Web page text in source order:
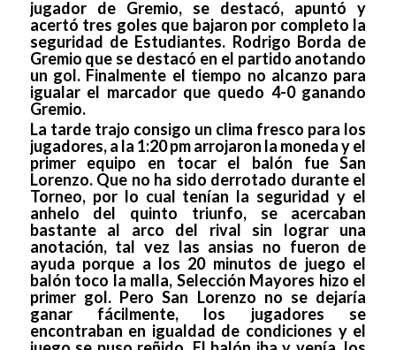
jugador de Gremio, se destacó, apuntó y
acertó tres goles que bajaron por completo la
seguridad de Estudiantes. Rodrigo Borda de
Gremio que se destacó en el partido anotando
un gol. Finalmente el tiempo no alcanzo para
igualar el marcador que quedo 4-0 ganando
Gremio.
La tarde trajo consigo un clima fresco para los
jugadores, a la 1:20 pm arrojaron la moneda y el
primer equipo en tocar el balón fue San
Lorenzo. Que no ha sido derrotado durante el
Torneo, por lo cual tenían la seguridad y el
anhelo del quinto triunfo, se acercaban
bastante al arco del rival sin lograr una
anotación, tal vez las ansias no fueron de
ayuda porque a los 20 minutos de juego el
balón toco la malla, Selección Mayores hizo el
primer gol. Pero San Lorenzo no se dejaría
ganar fácilmente, los jugadores se
encontraban en igualdad de condiciones y el